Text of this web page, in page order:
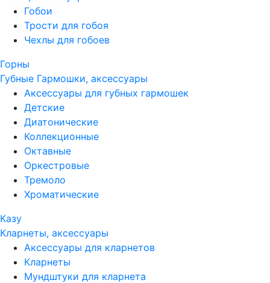
Гобои
Трости для гобоя
Чехлы для гобоев
Горны
Губные Гармошки, аксессуары
Аксессуары для губных гармошек
Детские
Диатонические
Коллекционные
Октавные
Оркестровые
Тремоло
Хроматические
Казу
Кларнеты, аксессуары
Аксессуары для кларнетов
Кларнеты
Мундштуки для кларнета